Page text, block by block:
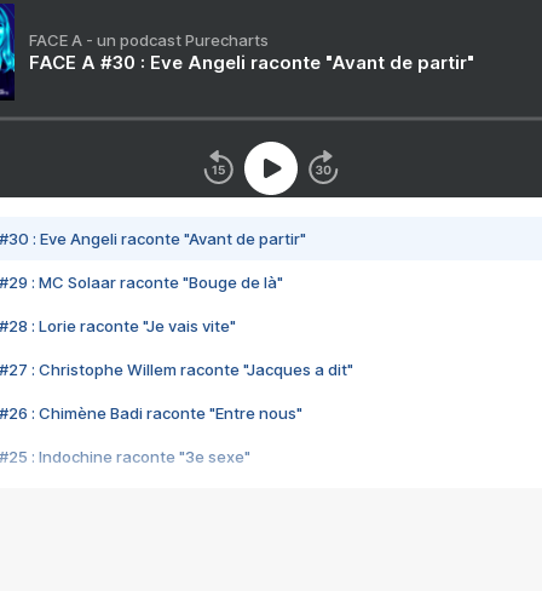
FACE A - un podcast Purecharts
FACE A #30 : Eve Angeli raconte "Avant de partir"
#30 : Eve Angeli raconte "Avant de partir"
#29 : MC Solaar raconte "Bouge de là"
#28 : Lorie raconte "Je vais vite"
#27 : Christophe Willem raconte "Jacques a dit"
#26 : Chimène Badi raconte "Entre nous"
#25 : Indochine raconte "3e sexe"